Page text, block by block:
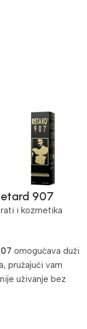
907
i kozmetika
omogućava duži
pružajući vam
uživanje bez